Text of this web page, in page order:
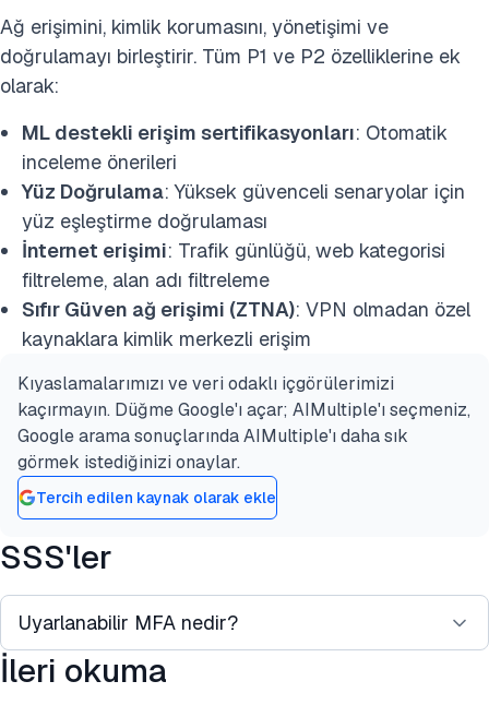
Ağ erişimini, kimlik korumasını, yönetişimi ve
doğrulamayı birleştirir. Tüm P1 ve P2 özelliklerine ek
olarak:
ML destekli erişim sertifikasyonları: Otomatik
inceleme önerileri
Yüz Doğrulama: Yüksek güvenceli senaryolar için
yüz eşleştirme doğrulaması
İnternet erişimi: Trafik günlüğü, web kategorisi
filtreleme, alan adı filtreleme
Sıfır Güven ağ erişimi (ZTNA): VPN olmadan özel
kaynaklara kimlik merkezli erişim
Kıyaslamalarımızı ve veri odaklı içgörülerimizi
kaçırmayın. Düğme Google'ı açar; AIMultiple'ı seçmeniz,
Google arama sonuçlarında AIMultiple'ı daha sık
görmek istediğinizi onaylar.
Tercih edilen kaynak olarak ekle
SSS'ler
Uyarlanabilir MFA nedir?
Uyarlanabilir MFA, cihaz türü, IP adresi ve kullanıcı
İleri okuma